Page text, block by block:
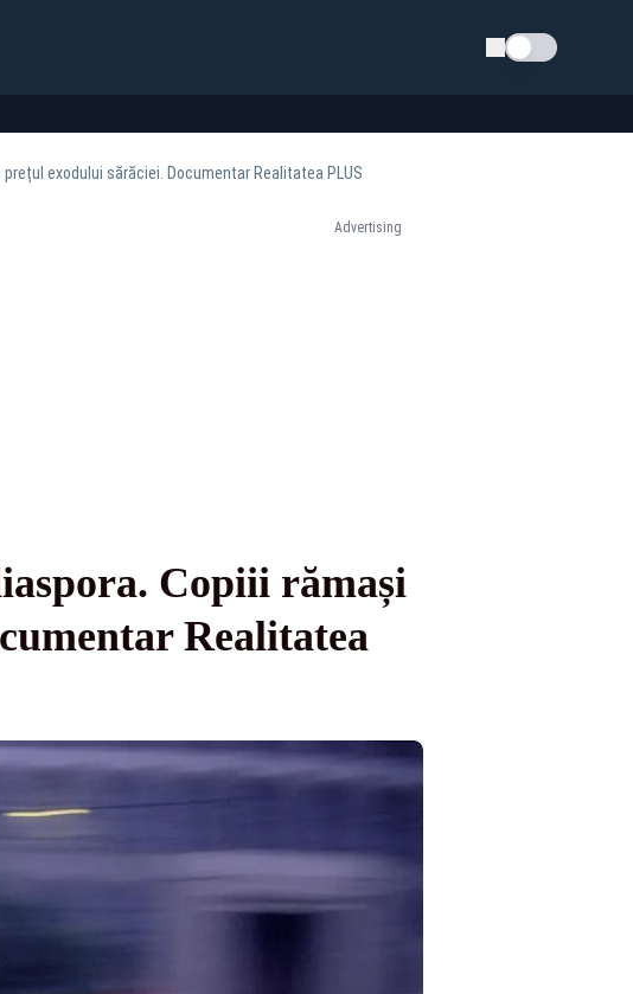
Schimba tema
exodului sărăciei. Documentar Realitatea PLUS
Advertising
Copiii rămași
Realitatea